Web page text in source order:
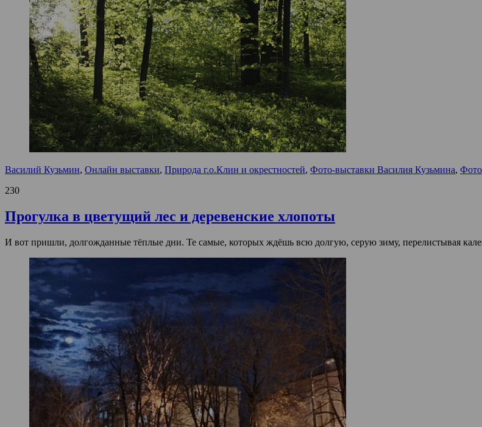
Василий Кузьмин, Онлайн выставки, Природа г.о.Клин и окрестностей, Фото-выставки Василия Кузьмина,
230
Прогулка в цветущий лес и деревенские хлопоты
И вот пришли, долгожданные тёплые дни. Те самые, которых ждёшь всю долгую, серую зиму, перелистывая